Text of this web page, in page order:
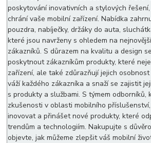
poskytování inovativních a stylových
chrání vaše mobilní zařízení. Nabídka
pouzdra, nabíječky, držáky do auta,
které jsou navrženy s ohledem na
zákazníků. S důrazem na kvalitu a design
poskytnout zákazníkům produkty, které
zařízení, ale také zdůrazňují jejich
váží každého zákazníka a snaží se zajistit
s produkty a službami. S týmem odborníků,
zkušenosti v oblasti mobilního
inovovat a přinášet nové produkty, které
trendům a technologiím. Nakupujte s
objevte, jak můžeme zlepšit váš mobilní